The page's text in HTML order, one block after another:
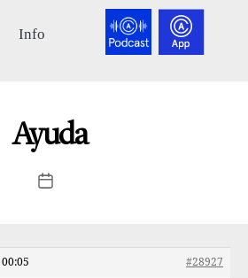
Ayuda
#28927